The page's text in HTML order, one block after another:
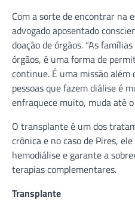
Com a sorte de encontrar na
advogado aposentado
doação de órgãos. “As
órgãos, é uma forma de
continue. É uma missão além
pessoas que fazem diálise é
enfraquece muito, muda até
O transplante é um dos
crônica e no caso de Pires,
hemodiálise e garante a
terapias complementares.
Transplante